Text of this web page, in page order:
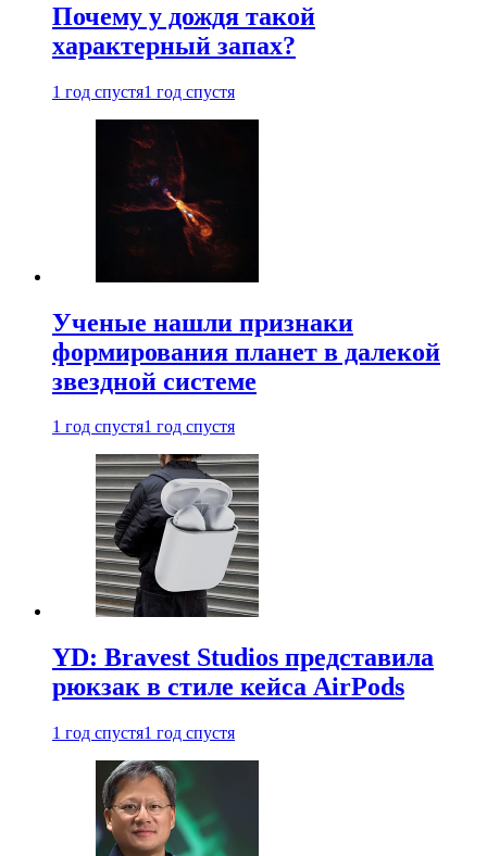
Почему у дождя такой
характерный запах?
1 год спустя1 год спустя
Ученые нашли признаки
формирования планет в далекой
звездной системе
1 год спустя1 год спустя
YD: Bravest Studios представила
рюкзак в стиле кейса AirPods
1 год спустя1 год спустя